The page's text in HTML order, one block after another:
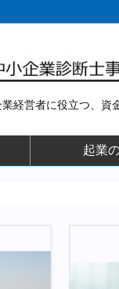
経営者に役立つ、
起業